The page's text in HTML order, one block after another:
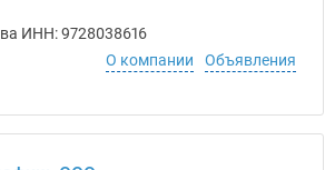
ИНН: 9728038616
О компании
Объявления